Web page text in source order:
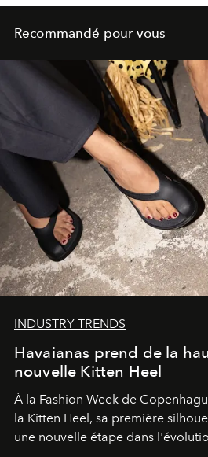
Recommandé pour vous
INDUSTRY TRENDS
Havaianas prend de la
nouvelle Kitten Heel
À la Fashion Week de
la Kitten Heel, sa première
une nouvelle étape dans